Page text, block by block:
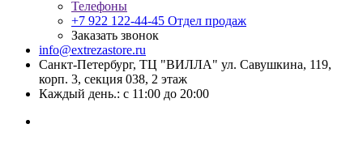
Телефоны
+7 922 122-44-45 Отдел продаж
Заказать звонок
info@extrezastore.ru
Санкт-Петербург, ТЦ "ВИЛЛА" ул. Савушкина, 119,
корп. 3, секция 038, 2 этаж
Каждый день.: с 11:00 до 20:00